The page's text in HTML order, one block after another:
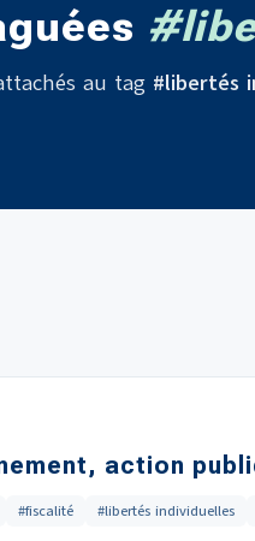
au tag #libertés
action
#fiscalité #libertés individuelles